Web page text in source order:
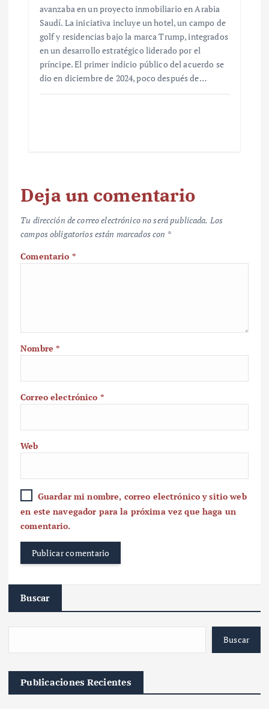
avanzaba en un proyecto inmobiliario en Arabia
Saudí. La iniciativa incluye un hotel, un campo de
golf y residencias bajo la marca Trump, integrados
en un desarrollo estratégico liderado por el
príncipe. El primer indicio público del acuerdo se
dio en diciembre de 2024, poco después de…
Deja un comentario
Tu dirección de correo electrónico no será publicada. Los
campos obligatorios están marcados con *
Comentario *
Nombre*
Correo electrónico *
Web
Guardar mi nombre, correo electrónico y sitio web
en este navegador para la próxima vez que haga un
comentario.
Buscar
Buscar
Publicaciones Recientes